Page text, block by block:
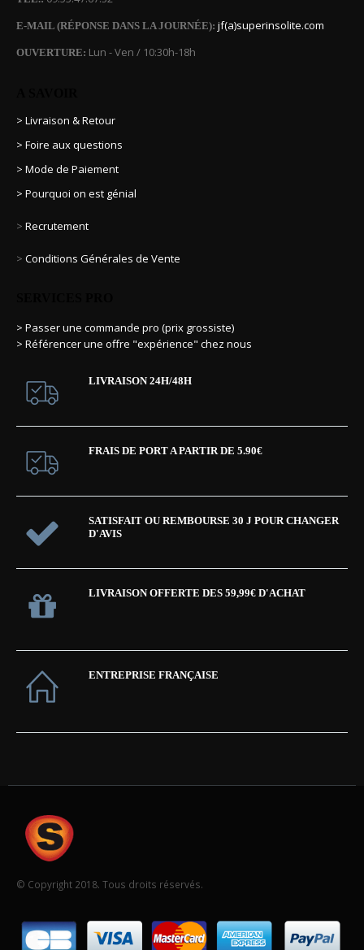
E-MAIL (RÉPONSE DANS LA JOURNÉE): jf(a)superinsolite.com
OUVERTURE: Lun - Ven / 10:30h-18h
> Livraison & Retour
> Foire aux questions
> Mode de Paiement
> Pourquoi on est génial
> Recrutement
> Conditions Générales de Vente
> Passer une commande pro (prix grossiste)
> Référencer une offre "expérience" chez nous
LIVRAISON 24H/48H
FRAIS DE PORT A PARTIR DE 5.90€
SATISFAIT OU REMBOURSE 30 J POUR CHANGER
D'AVIS
LIVRAISON OFFERTE DES 59,99€ D'ACHAT
ENTREPRISE FRANÇAISE
© Copyright 2018. Tous droits réservés.